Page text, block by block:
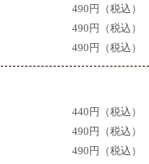
490円（税込）
490円（税込）
490円（税込）
440円（税込）
490円（税込）
490円（税込）